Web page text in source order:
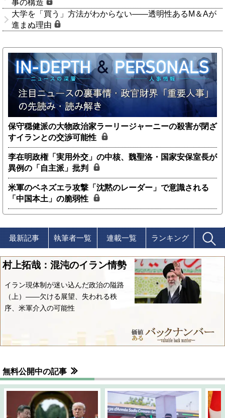
事の構造
大学を「買う」方法がわからない――透明性あるM＆Aが
進まぬ理由
保守穏健派の大物政治家ラーリージャーニーの殺害が閉ざ
すイランとの交渉可能性
李在明政権「実用外交」の中核、魏聖洛・国家安保室長が
異例の「自主派」批判
米軍のベネズエラ攻撃「沈黙のレーダー」で意識される
「中国本土」の脆弱性
最新記事 執筆者一覧 連載一覧 ランキング
村上拓哉：混沌のイラン情勢
イラン現体制が迷い込んだ政治の隘路
（上）――欠ける展望、失われる秩
序、米軍介入の可能性
無料公開中の記事